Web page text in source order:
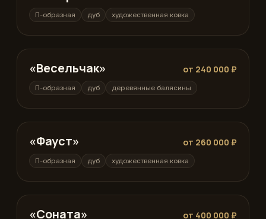
П-образная дуб художественная ковка
П-образная
«Весельчак» от 240 000 ₽
П-образная дуб деревянные балясины
П-образная
«Фауст» от 260 000 ₽
П-образная дуб художественная ковка
П-образная
«Соната» от 400 000 ₽